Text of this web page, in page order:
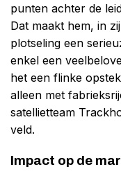
punten achter de
Dat maakt hem, in
plotseling een
enkel een
het een flinke
alleen met
satellietteam
veld.
Impact op de